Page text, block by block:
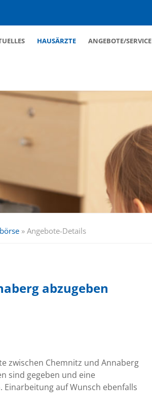
HAUSÄRZTE ANGEBOTE/SERVICE
» Angebote-Details
abzugeben
zwischen Chemnitz und Annaberg
sind gegeben und eine
auf Wunsch ebenfalls